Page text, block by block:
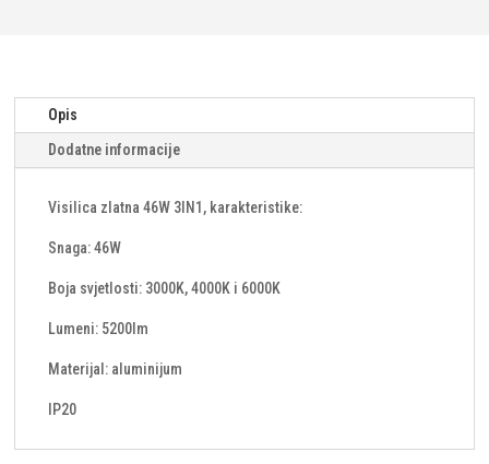
Opis
Dodatne informacije
Visilica zlatna 46W 3IN1, karakteristike:
Snaga: 46W
Boja svjetlosti: 3000K, 4000K i 6000K
Lumeni: 5200lm
Materijal: aluminijum
IP20